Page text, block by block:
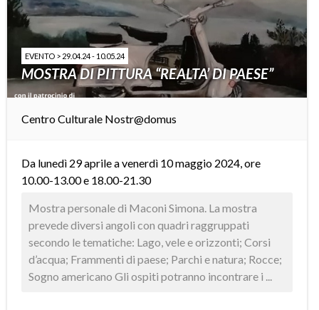
EVENTO > 29.04.24 - 10.05.24
MOSTRA DI PITTURA “REALTA’ DI PAESE”
Centro Culturale Nostr@domus
Da lunedì 29 aprile a venerdì 10 maggio 2024, ore
10.00-13.00 e 18.00-21.30
Mostra personale di Maconi Simona. La mostra
prevede diversi angoli con quadri raggruppati
secondo le tematiche: Lago, vele e orizzonti; Corsi
d’acqua; Frammenti di paese; Parchi e natura; Rocce;
Sogno americano Gli ospiti potranno incontrare i ...